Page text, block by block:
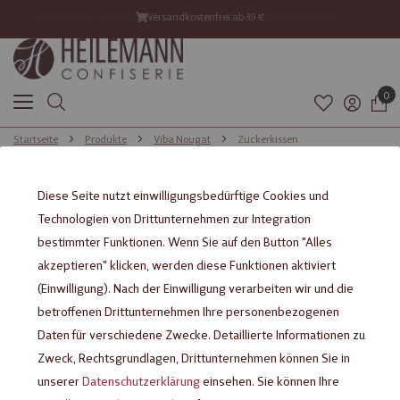
Versandkostenfrei ab 39 €
Optionalen Kühlversand ab 21°C mitbestellen – Versandstopp bei >25°C
Versand mit DHL GoGreen
0
Startseite Produkte Viba Nougat Zuckerkissen
Das Kult-Bonbon aus dem Osten
VibaMintkissenmit angenehmer Pfefferminznote und
Zitronenkissenmit erfrischendem Zitronengeschmack sind
echteKultprodukte des Ostens. Die Bonbons in Kissenform
extra mürber Konsistenz , zergehen auf der Zunge und
sind unerwartet erfrischend im Geschmack. Kenner der
traditionsreichen Zuckerkissen –seit 1960 im Sortiment bei
Viba – schwören auf die frische Leichtigkeit und den
Diese Seite nutzt einwilligungsbedürftige Cookies und
Technologien von Drittunternehmen zur Integration
bestimmter Funktionen. Wenn Sie auf den Button "Alles
akzeptieren" klicken, werden diese Funktionen aktiviert
(Einwilligung). Nach der Einwilligung verarbeiten wir und die
betroffenen Drittunternehmen Ihre personenbezogenen
Daten für verschiedene Zwecke. Detaillierte Informationen zu
Zweck, Rechtsgrundlagen, Drittunternehmen können Sie in
unsererDatenschutzerklärungeinsehen. Sie können Ihre